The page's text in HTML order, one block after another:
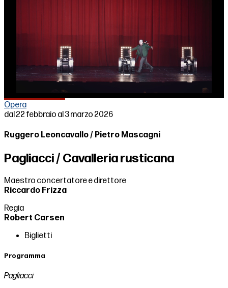
38.66%
▶
Opera
dal 22 febbraio al 3 marzo 2026
Ruggero Leoncavallo / Pietro Mascagni
Pagliacci / Cavalleria rusticana
Maestro concertatore e direttore
Riccardo Frizza
Regia
Robert Carsen
Biglietti
Programma
Pagliacci